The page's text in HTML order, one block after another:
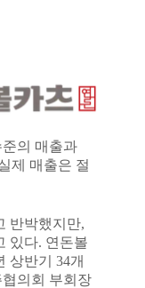
의 매출과
제 매출은 절
반박했지만,
있다. 연돈볼
상반기 34개
의회 부회장